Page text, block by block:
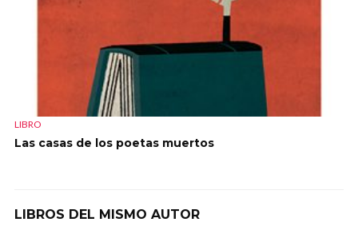
LIBRO
Las casas de los poetas muertos
LIBROS DEL MISMO AUTOR